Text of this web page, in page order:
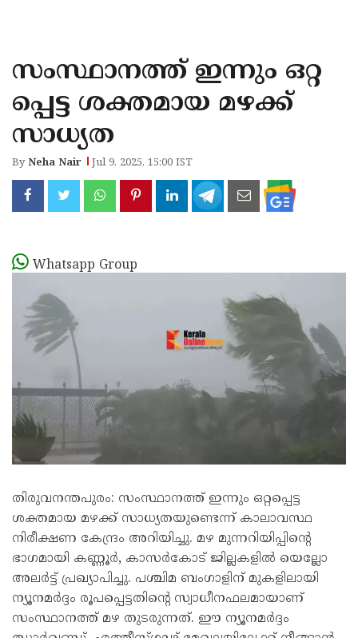
KANNUR
KASARAGOD
സംസ്ഥാനത്ത് ഇന്നും ഒറ്റ
പ്പെട്ട ശക്തമായ മഴക്ക്
സാധ്യത
ByNeha Nair Jul 9, 2025, 15:00 IST
Whatsapp Group
തിരുവനന്തപുരം: സംസ്ഥാനത്ത് ഇന്നും ഒറ്റപ്പെട്ട
ശക്തമായ മഴക്ക് സാധ്യതയുണ്ടെന്ന് കാലാവസ്ഥ
നിരീക്ഷണ കേന്ദ്രം അറിയിച്ചു. മഴ മുന്നറിയിപ്പിന്റെ
ഭാഗമായി കണ്ണൂർ, കാസർകോട് ജില്ലകളിൽ യെല്ലോ
അലർട്ട് പ്രഖ്യാപിച്ചു. പശ്ചിമ ബംഗാളിന് മുകളിലായി
ന്യൂനമർദ്ദം രൂപപ്പെട്ടതിന്റെ സ്വാധീനഫലമായാണ്
സംസ്ഥാനത്ത് മഴ തുടരുന്നത്. ഈ ന്യൂനമർദ്ദം